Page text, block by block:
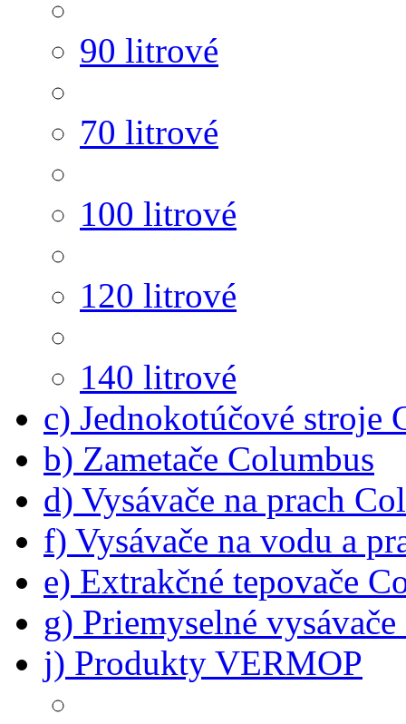
90 litrové
70 litrové
100 litrové
120 litrové
140 litrové
c) Jednokotúčové stroje
b) Zametače Columbus
d) Vysávače na prach
f) Vysávače na vodu a
e) Extrakčné tepovače
g) Priemyselné
j) Produkty VERMOP